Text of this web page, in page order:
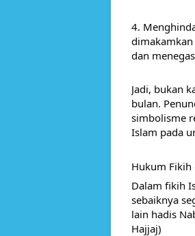
4.
dan
Jadi, bukan
bulan.
simbolisme
Islam pada
Hukum Fikih
Dalam fikih
sebaiknya
lain hadis
Hajjaj)